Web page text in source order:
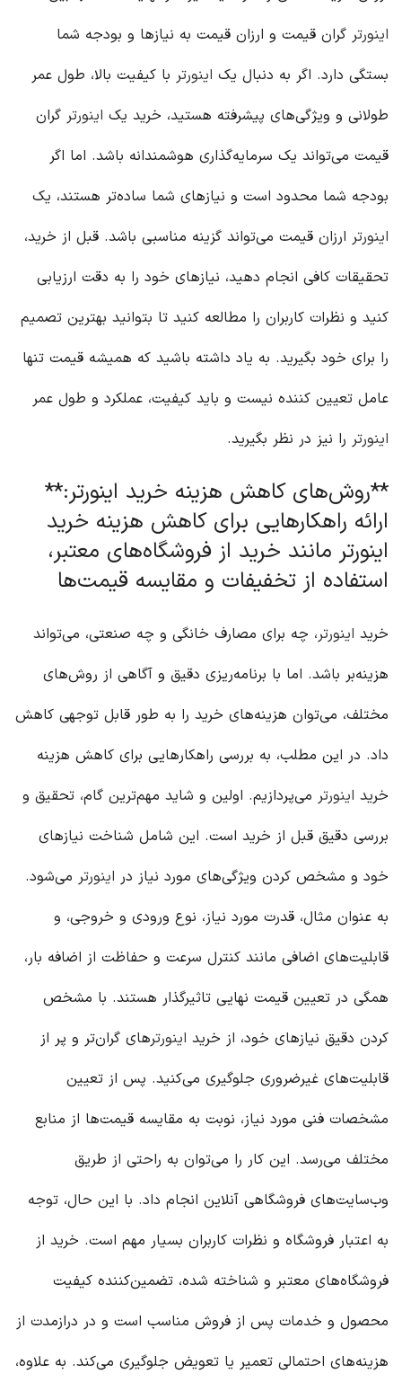
اینورتر گران قیمت و ارزان قیمت به نیازها و بودجه شما
بستگی دارد. اگر به دنبال یک اینورتر با کیفیت بالا، طول عمر
طولانی و ویژگی‌های پیشرفته هستید، خرید یک اینورتر گران
قیمت می‌تواند یک سرمایه‌گذاری هوشمندانه باشد. اما اگر
بودجه شما محدود است و نیازهای شما ساده‌تر هستند، یک
اینورتر ارزان قیمت می‌تواند گزینه مناسبی باشد. قبل از خرید،
تحقیقات کافی انجام دهید، نیازهای خود را به دقت ارزیابی
کنید و نظرات کاربران را مطالعه کنید تا بتوانید بهترین تصمیم
را برای خود بگیرید. به یاد داشته باشید که همیشه قیمت تنها
عامل تعیین کننده نیست و باید کیفیت، عملکرد و طول عمر
اینورتر را نیز در نظر بگیرید.
**روش‌های کاهش هزینه خرید اینورتر:**
ارائه راهکارهایی برای کاهش هزینه خرید
اینورتر مانند خرید از فروشگاه‌های معتبر،
استفاده از تخفیفات و مقایسه قیمت‌ها
خرید اینورتر، چه برای مصارف خانگی و چه صنعتی، می‌تواند
هزینه‌بر باشد. اما با برنامه‌ریزی دقیق و آگاهی از روش‌های
مختلف، می‌توان هزینه‌های خرید را به طور قابل توجهی کاهش
داد. در این مطلب، به بررسی راهکارهایی برای کاهش هزینه
خرید اینورتر می‌پردازیم. اولین و شاید مهم‌ترین گام، تحقیق و
بررسی دقیق قبل از خرید است. این شامل شناخت نیازهای
خود و مشخص کردن ویژگی‌های مورد نیاز در اینورتر می‌شود.
به عنوان مثال، قدرت مورد نیاز، نوع ورودی و خروجی، و
قابلیت‌های اضافی مانند کنترل سرعت و حفاظت از اضافه بار،
همگی در تعیین قیمت نهایی تاثیرگذار هستند. با مشخص
کردن دقیق نیازهای خود، از خرید اینورترهای گران‌تر و پر از
قابلیت‌های غیرضروری جلوگیری می‌کنید. پس از تعیین
مشخصات فنی مورد نیاز، نوبت به مقایسه قیمت‌ها از منابع
مختلف می‌رسد. این کار را می‌توان به راحتی از طریق
وب‌سایت‌های فروشگاهی آنلاین انجام داد. با این حال، توجه
به اعتبار فروشگاه و نظرات کاربران بسیار مهم است. خرید از
فروشگاه‌های معتبر و شناخته شده، تضمین‌کننده کیفیت
محصول و خدمات پس از فروش مناسب است و در درازمدت از
هزینه‌های احتمالی تعمیر یا تعویض جلوگیری می‌کند. به علاوه،